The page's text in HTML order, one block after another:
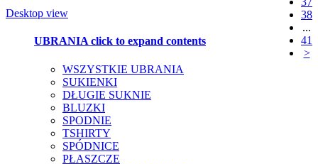
38
...
41
>
Desktop view
UBRANIA click to expand contents
WSZYSTKIE UBRANIA
SUKIENKI
DŁUGIE SUKNIE
BLUZKI
SPODNIE
TSHIRTY
SPÓDNICE
PŁASZCZE